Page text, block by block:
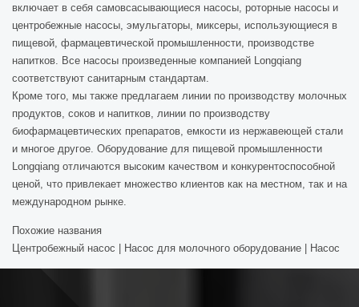
включает в себя самовсасывающиеся насосы, роторные насосы и
центробежные насосы, эмульгаторы, миксеры, использующиеся в
пищевой, фармацевтической промышленности, производстве
напитков. Все насосы произведенные компанией Longqiang
соответствуют санитарным стандартам.
Кроме того, мы также предлагаем линии по производству молочных
продуктов, соков и напитков, линии по производству
биофармацевтических препаратов, емкости из нержавеющей стали
и многое другое. Оборудование для пищевой промышленности
Longqiang отличаются высоким качеством и конкурентоспособной
ценой, что привлекает множество клиентов как на местном, так и на
международном рынке.
Похожие названия
Центробежный насос | Насос для молочного оборудование | Насос